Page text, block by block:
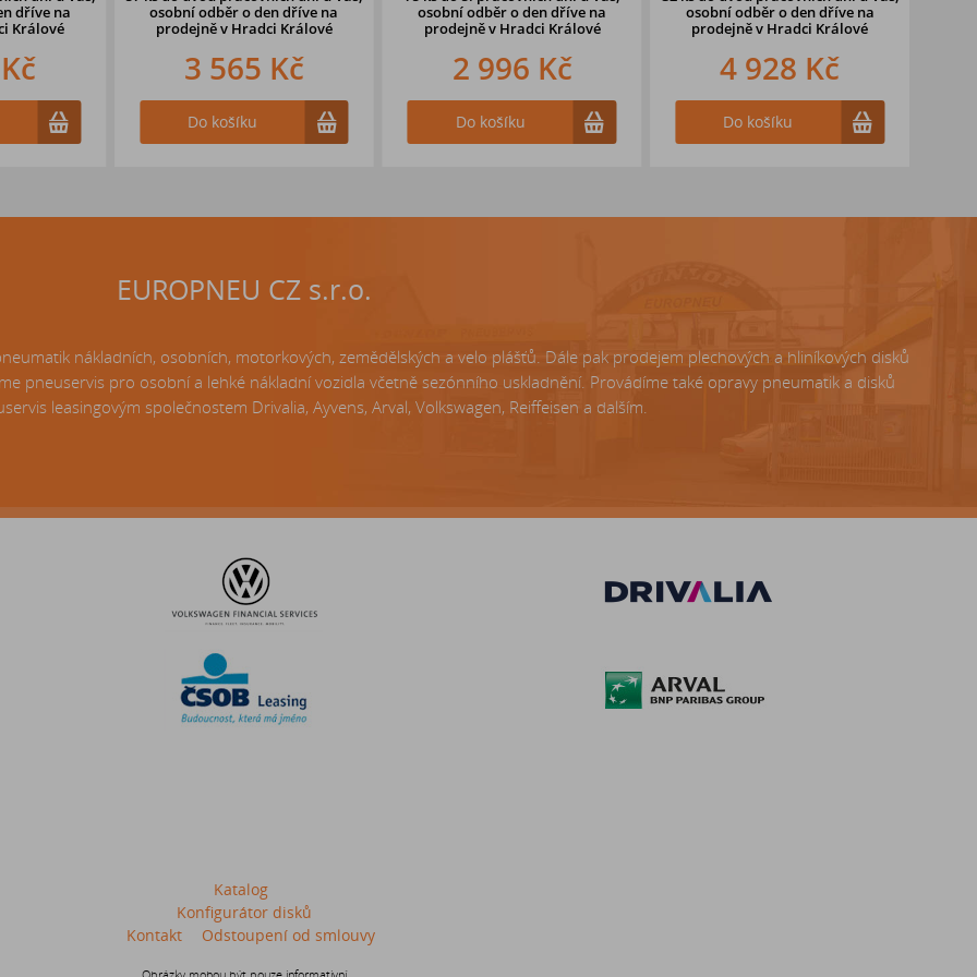
dřívena
Králové
osobní odběr o den dříve na
prodejně v Hradci Králové
3 565 Kč
Do košíku
osobní odběr o den dříve na
prodejněv Hradci Králové
2 996 Kč
Do košíku
osobní odběr o den dřívena
prodejně v Hradci Králové
4 928 Kč
Do košíku
EUROPNEU CZ s.r.o.
nákladních, osobních, motorkových, zemědělských a velo plášťů. Dále pak prodejem plechových a hliníkových disků
pneuservis pro osobní a lehké nákladní vozidla včetně sezónního uskladnění. Provádíme také opravy pneumatik a disků
leasingovým společnostem Drivalia, Ayvens, Arval, Volkswagen, Reiffeisen a dalším.
Katalog
Konfigurátor disků
Kontakt
Odstoupení od smlouvy